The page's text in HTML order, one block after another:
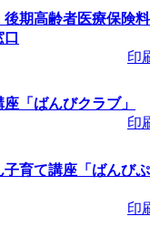
」」 受
後期高齢者医療保険料
印
「ばんびクラブ」
印
子育て講座「ばんびぷ
印